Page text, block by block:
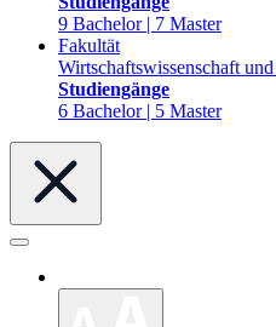
9 Bachelor | 7 Master
Fakultät
Wirtschaftswissenschaft
Studiengänge
6 Bachelor | 5 Master